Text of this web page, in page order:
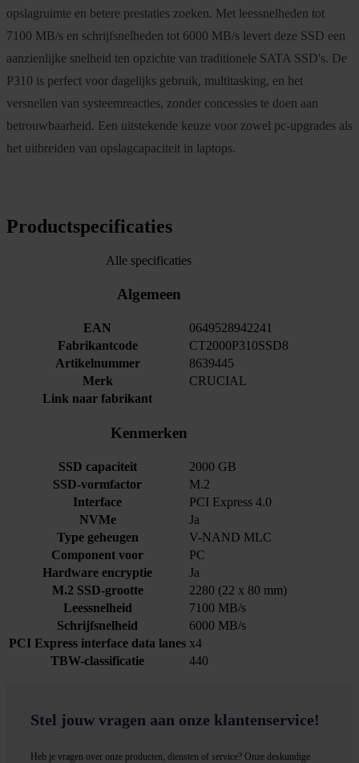
opslagruimte en betere prestaties zoeken. Met leessnelheden tot
7100 MB/s en schrijfsnelheden tot 6000 MB/s levert deze SSD een
aanzienlijke snelheid ten opzichte van traditionele SATA SSD's. De
P310 is perfect voor dagelijks gebruik, multitasking, en het
versnellen van systeemreacties, zonder concessies te doen aan
betrouwbaarheid. Een uitstekende keuze voor zowel pc-upgrades als
het uitbreiden van opslagcapaciteit in laptops.
Productspecificaties
Alle specificaties
Algemeen
EAN
0649528942241
Fabrikantcode
CT2000P310SSD8
Artikelnummer
8639445
Merk
CRUCIAL
Link naar fabrikant
Kenmerken
SSD capaciteit
2000 GB
SSD-vormfactor
M.2
Interface
PCI Express 4.0
NVMe
Ja
Type geheugen
V-NAND MLC
Component voor
PC
Hardware encryptie
Ja
M.2 SSD-grootte
2280 (22 x 80 mm)
Leessnelheid
7100 MB/s
Schrijfsnelheid
6000 MB/s
PCI Express interface data lanes x4
TBW-classificatie
440
Stel jouw vragen aan onze klantenservice!
Heb je vragen over onze producten, diensten of service? Onze deskundige